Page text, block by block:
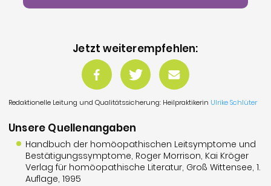
Jetzt weiterempfehlen:
Redaktionelle Leitung und Qualitätssicherung: Heilpraktikerin Ulrike Schlüter
Unsere Quellenangaben
Handbuch der homöopathischen Leitsymptome und
Bestätigungssymptome, Roger Morrison, Kai Kröger
Verlag für homöopathische Literatur, Groß Wittensee, 1.
Auflage, 1995